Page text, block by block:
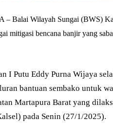
Balai Wilayah Sungai (BWS)
mitigasi bencana banjir yang
I Putu Eddy Purna Wijaya
bantuan sembako untuk
Martapura Barat yang
pada Senin (27/1/2025).